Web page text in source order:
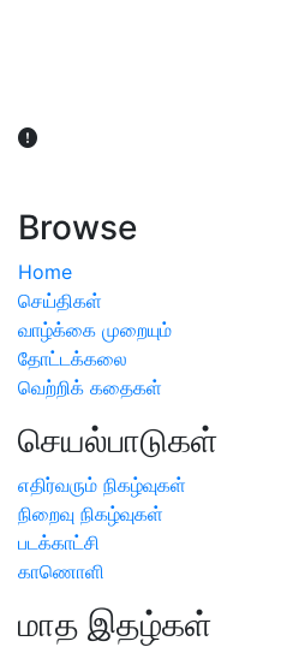
Browse
Home
செய்திகள்
வாழ்க்கை முறையும்
தோட்டக்கலை
வெற்றிக் கதைகள்
செயல்பாடுகள்
எதிர்வரும் நிகழ்வுகள்
நிறைவு நிகழ்வுகள்
படக்காட்சி
காணொளி
மாத இதழ்கள்